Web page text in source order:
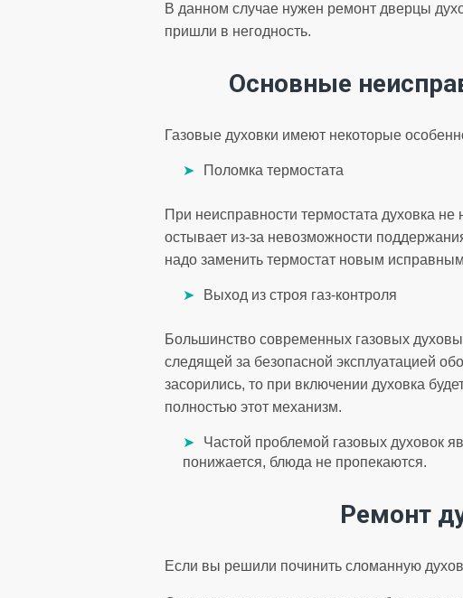
В данном случае нужен ремонт дверцы
пришли в негодность.
Основные
Газовые духовки имеют некоторые
Поломка термостата
При неисправности термостата духовка
остывает из-за невозможности
надо заменить термостат новым
Выход из строя газ-контроля
Большинство современных газовых
следящей за безопасной эксплуатацией
засорились, то при включении духовка
полностью этот механизм.
Частой проблемой газовых духовок
понижается, блюда не пропекаются.
Ремонт
Если вы решили починить сломанную